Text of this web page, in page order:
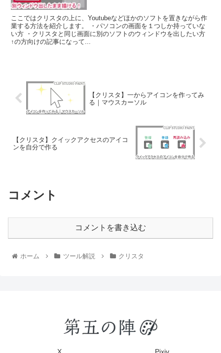
ここではクリスタの上に、Youtubeなどほかのソフトを置きながら作
業する方法を紹介します。 ・パソコンの画面を１つしか持っていな
い方 ・クリスタと同じ画面に別のソフトのウィンドウを出したい方
↑の方向けの記事になって...
【クリスタ】一からアイコンを作ってみ
る｜マウスカーソル
【クリスタ】クイックアクセスのアイコ
ンを自分で作る
コメント
コメントを書き込む
ホーム ツール解説 クリスタ